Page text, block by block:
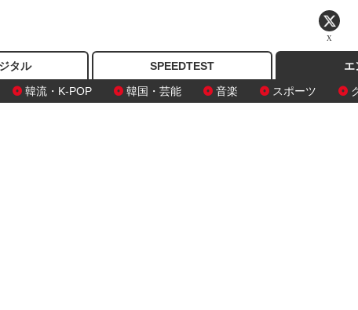
タル SPEEDTEST
エ
韓流・K-POP 韓国・芸能 音楽 スポーツ
X